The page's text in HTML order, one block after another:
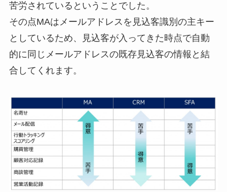
苦労されているということでした。
その点MAはメールアドレスを見込客識別の主キー
としているため、見込客が入ってきた時点で自動
的に同じメールアドレスの既存見込客の情報と結
合してくれます。